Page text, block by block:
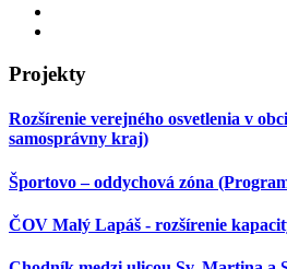
Projekty
Rozšírenie verejného osvetlenia v
samosprávny kraj)
Športovo – oddychová zóna
ČOV Malý Lapáš - rozšírenie